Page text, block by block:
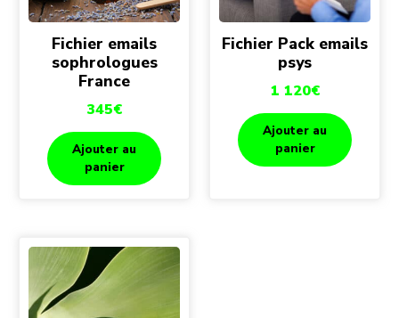
Fichier emails
sophrologues
France
345€
Ajouter au
panier
Fichier Pack emails
psys
1 120€
Ajouter au
panier